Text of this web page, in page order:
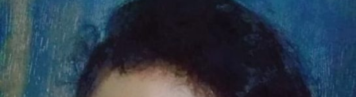
ಎಸ್.
ಎನ್.ರವರ
ಪರಿಚಯ-
ಗೊರೂರು
ಅನಂತರಾಜು